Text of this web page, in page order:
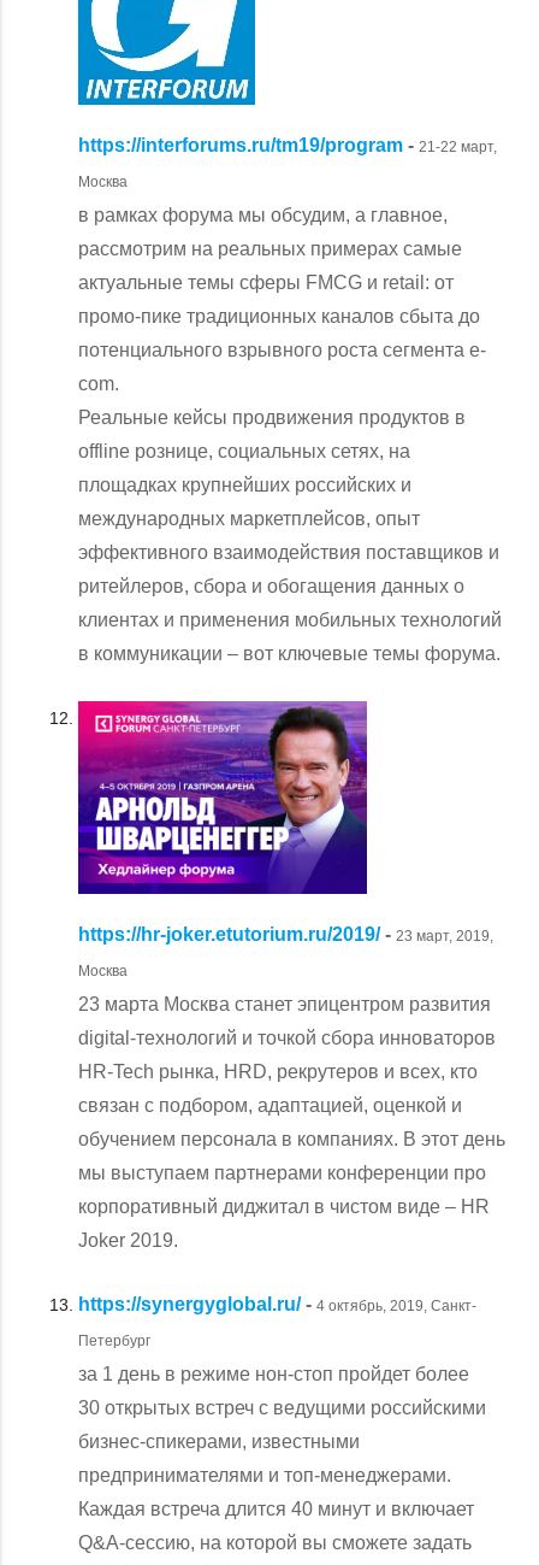
https://interforums.ru/tm19/program - 21-22 март,
Москва
в рамках форума мы обсудим, а главное,
рассмотрим на реальных примерах самые
актуальные темы сферы FMCG и retail: от
промо-пике традиционных каналов сбыта до
потенциального взрывного роста сегмента e-
com.
Реальные кейсы продвижения продуктов в
offline рознице, социальных сетях, на
площадках крупнейших российских и
международных маркетплейсов, опыт
эффективного взаимодействия поставщиков и
ритейлеров, сбора и обогащения данных о
клиентах и применения мобильных технологий
в коммуникации – вот ключевые темы форума.
https://hr-joker.etutorium.ru/2019/ - 23 март, 2019,
Москва
23 марта Москва станет эпицентром развития
digital-технологий и точкой сбора инноваторов
HR-Tech рынка, HRD, рекрутеров и всех, кто
связан с подбором, адаптацией, оценкой и
обучением персонала в компаниях. В этот день
мы выступаем партнерами конференции про
корпоративный диджитал в чистом виде – HR
Joker 2019.
https://synergyglobal.ru/ - 4 октябрь, 2019, Санкт-
Петербург
за 1 день в режиме нон-стоп пройдет более
30 открытых встреч с ведущими российскими
бизнес-спикерами, известными
предпринимателями и топ-менеджерами.
Каждая встреча длится 40 минут и включает
Q&A-сессию, на которой вы сможете задать